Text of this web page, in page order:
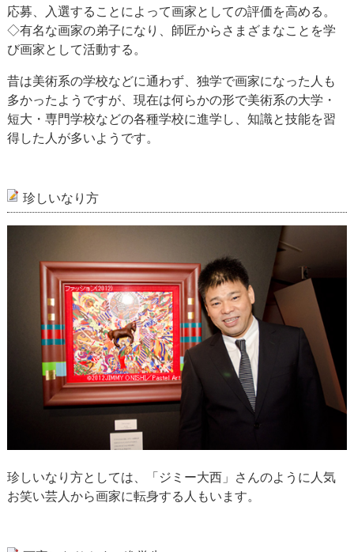
応募、入選することによって画家としての評価を高める。
◇有名な画家の弟子になり、師匠からさまざまなことを学
び画家として活動する。
昔は美術系の学校などに通わず、独学で画家になった人も
多かったようですが、現在は何らかの形で美術系の大学・
短大・専門学校などの各種学校に進学し、知識と技能を習
得した人が多いようです。
珍しいなり方
珍しいなり方としては、「ジミー大西」さんのように人気
お笑い芸人から画家に転身する人もいます。